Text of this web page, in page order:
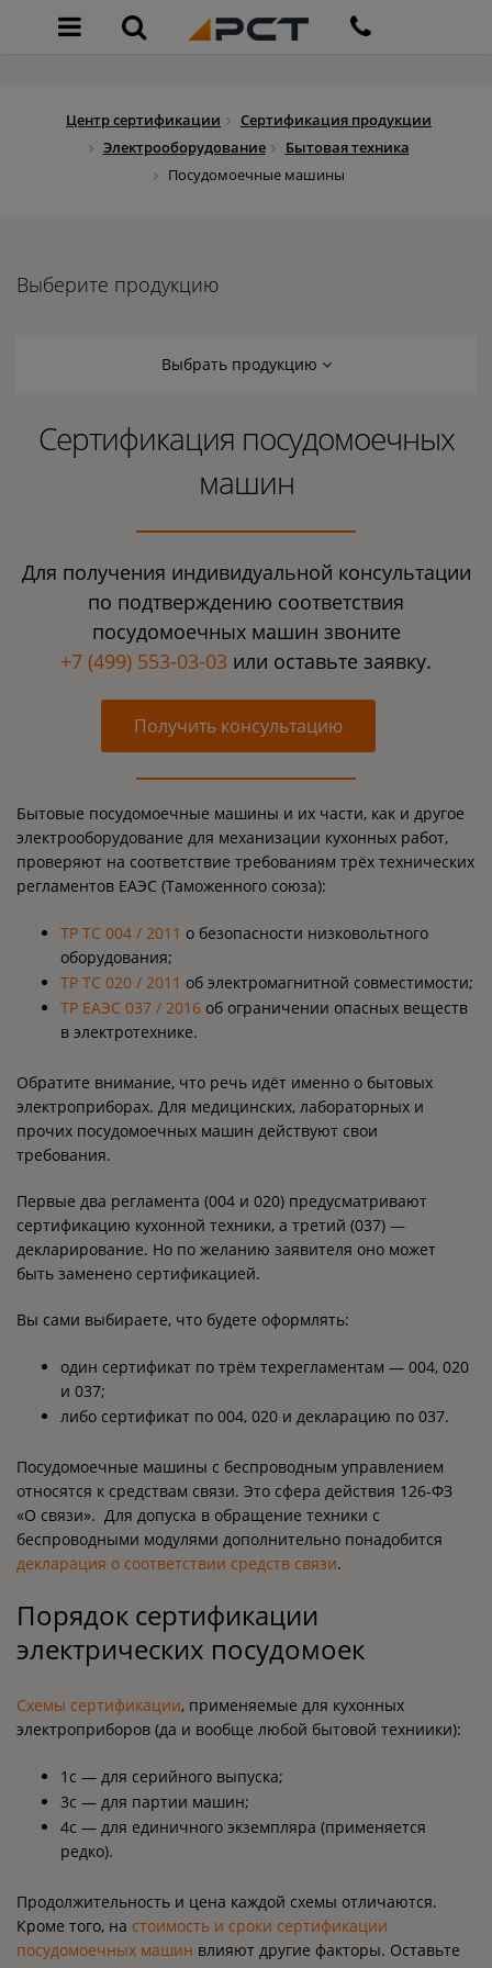
Центр сертификации
Сертификация продукции
Электрооборудование
Бытовая техника
Посудомоечные машины
Выберите продукцию
Выбрать продукцию
Сертификация посудомоечных
машин
Для получения индивидуальной консультации
по подтверждению соответствия
посудомоечных машин звоните
+7 (499) 553-03-03 или оставьте заявку.
Получить консультацию
Бытовые посудомоечные машины и их части, как и другое
электрооборудование для механизации кухонных работ,
проверяют на соответствие требованиям трёх технических
регламентов ЕАЭС (Таможенного союза):
ТР ТС 004 / 2011 о безопасности низковольтного
оборудования;
ТР ТС 020 / 2011 об электромагнитной совместимости;
ТР ЕАЭС 037 / 2016 об ограничении опасных веществ
в электротехнике.
Обратите внимание, что речь идёт именно о бытовых
электроприборах. Для медицинских, лабораторных и
прочих посудомоечных машин действуют свои
требования.
Первые два регламента (004 и 020) предусматривают
сертификацию кухонной техники, а третий (037) —
декларирование. Но по желанию заявителя оно может
быть заменено сертификацией.
Вы сами выбираете, что будете оформлять:
один сертификат по трём техрегламентам — 004, 020
и 037;
либо сертификат по 004, 020 и декларацию по 037.
Посудомоечные машины с беспроводным управлением
относятся к средствам связи. Это сфера действия 126-ФЗ
«О связи». Для допуска в обращение техники с
беспроводными модулями дополнительно понадобится
декларация о соответствии средств связи.
Порядок сертификации
электрических посудомоек
Схемы сертификации, применяемые для кухонных
электроприборов (да и вообще любой бытовой техниики):
1с — для серийного выпуска;
3с — для партии машин;
4с — для единичного экземпляра (применяется
редко).
Продолжительность и цена каждой схемы отличаются.
Кроме того, на стоимость и сроки сертификации
посудомоечных машин влияют другие факторы. Оставьте